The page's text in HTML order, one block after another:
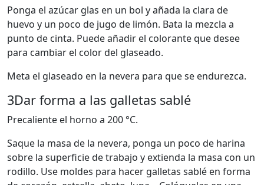
Ponga el azúcar glas en un bol y añada la clara de
huevo y un poco de jugo de limón. Bata la mezcla a
punto de cinta. Puede añadir el colorante que desee
para cambiar el color del glaseado.
Meta el glaseado en la nevera para que se endurezca.
3Dar forma a las galletas sablé
Precaliente el horno a 200 °C.
Saque la masa de la nevera, ponga un poco de harina
sobre la superficie de trabajo y extienda la masa con un
rodillo. Use moldes para hacer galletas sablé en forma